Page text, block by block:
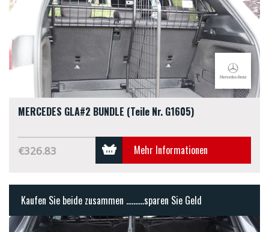
MERCEDES GLA#2 BÜNDLE (Teile Nr. G1605)
€326.83 Mehr Informationen
Kaufen Sie beide zusammen ..........sparen Sie Geld